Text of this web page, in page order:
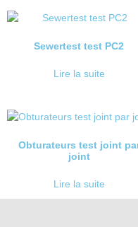
Sewertest test PC2
Lire la suite
Obturateurs test joint
joint
Lire la suite